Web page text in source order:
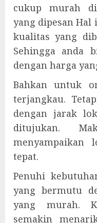
cukup murah
yang dipesan
kualitas yang
Sehingga anda
dengan harga
Bahkan untuk
terjangkau.
dengan jarak
ditujukan.
menyampaikan
tepat.
Penuhi
yang bermutu
yang murah.
semakin